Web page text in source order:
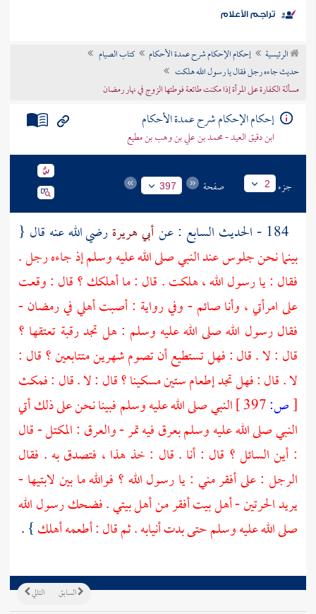
موضوعي
تراجم الأعلام
الرئيسية إحكام الإحكام شرح عمدة الأحكام
كتاب الصيام
حديث جاءه رجل فقال يا رسول الله هلكت
مسألة الكفارة على المرأة إذا مكنت طائعة فوطئها الزوج في نهار رمضان
إحكام الإحكام شرح عمدة الأحكام
ابن دقيق العيد - محمد بن علي بن وهب بن مطيع
جزء 2 صفحة 397
أبي هريرةرضي الله عنه قال {
بينما نحن جلوس عند النبي صلى الله عليه وسلم إذ جاءه رجل .
فقال : يا رسول الله ، هلكت . قال : ما أهلكك ؟ قال : وقعت
على امرأتي ، وأنا صائم - وفي رواية : أصبت أهلي في رمضان -
فقال رسول الله صلى الله عليه وسلم : هل تجد رقبة تعتقها ؟
قال : لا . قال : فهل تستطيع أن تصوم شهرين متتابعين ؟ قال :
لا . قال : فهل تجد إطعام ستين مسكينا ؟ قال : لا . قال : فمكث
[ص:
النبي صلى الله عليه وسلم فبينا نحن على ذلك أتي
النبي صلى الله عليه وسلم بعرق فيه تمر - والعرق : المكتل - قال
: أين السائل ؟ قال : أنا . قال : خذ هذا ، فتصدق به . فقال
الرجل : على أفقر مني : يا رسول الله ؟ فوالله ما بين لابتيها -
يريد الحرتين - أهل بيت أفقر من أهل بيتي . فضحك رسول الله
صلى الله عليه وسلم حتى بدت أنيابه . ثم قال : أطعمه أهلك} .
التالي السابق